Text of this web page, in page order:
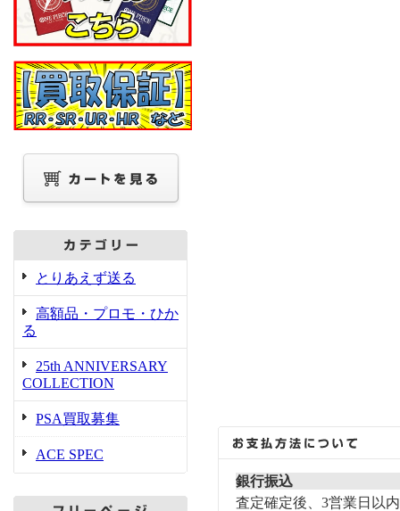
とりあえず送る
高額品・プロモ・ひか
る
25th ANNIVERSARY
COLLECTION
PSA買取募集
ACE SPEC
銀行振込
査定確定後、3営業日以